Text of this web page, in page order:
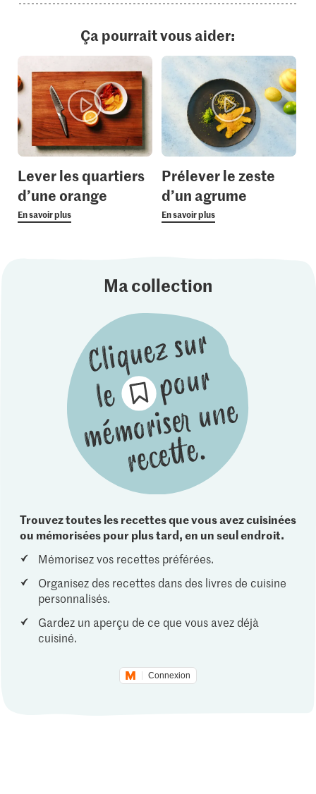
Ça pourrait vous aider:
Lever les quartiers
d’une orange
En savoir plus
Prélever le zeste
d’un agrume
En savoir plus
Ma collection
Trouvez toutes les recettes que vous avez cuisinées
ou mémorisées pour plus tard, en un seul endroit.
Mémorisez vos recettes préférées.
Organisez des recettes dans des livres de cuisine
personnalisés.
Gardez un aperçu de ce que vous avez déjà
cuisiné.
Connexion